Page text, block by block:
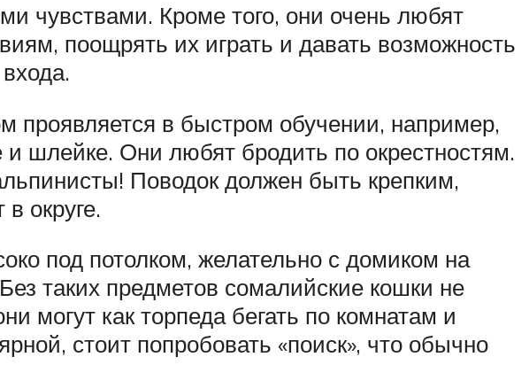
чувствами. Кроме того, они очень любят
поощрять их играть и давать возможность
проявляется в быстром обучении, например,
и шлейке. Они любят бродить по окрестностям.
Поводок должен быть крепким,
округе.
под потолком, желательно с домиком на
таких предметов сомалийские кошки не
могут как торпеда бегать по комнатам и
стоит попробовать «поиск», что обычно